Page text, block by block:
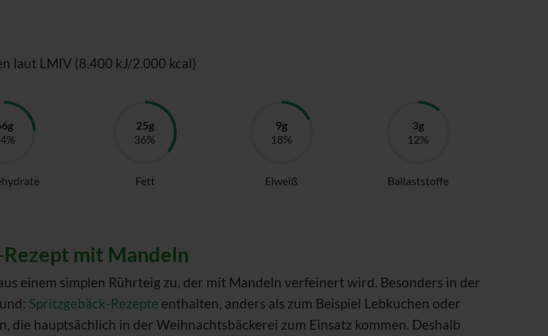
laut LMIV (8.400 kJ/2.000 kcal)
Fett Eiweiß Ballaststoffe
mit Mandeln
einem simplen Rührteig zu, der mit Mandeln verfeinert wird. Besonders in der
Spritzgebäck-Rezepte enthalten, anders als zum Beispiel Lebkuchen oder
hauptsächlich in der Weihnachtsbäckerei zum Einsatz kommen. Deshalb